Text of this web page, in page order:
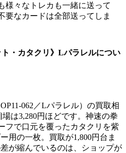
様々なトレカも一緒に送って
要なカードは全部送ってしま
ト・カタクリ》Lパラレルについ
062／Lパラレル）の買取相
は3,280円ほどです。神速の拳
フで口元を覆ったカタクリを紫
用の一枚。買取が1,800円台ま
が縮んでいるのは、ショップが